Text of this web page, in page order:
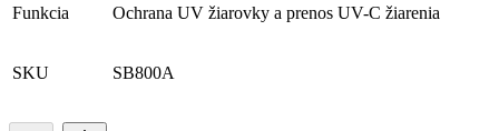
Funkcia Ochrana UV žiarovky a prenos UV-C žiarenia
SKU SB800A